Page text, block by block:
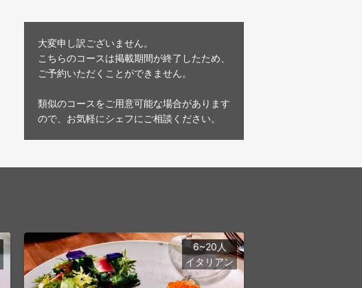
大変申し訳ございません。
こちらのコースは掲載期間が終了したため、
ご予約いただくことができません。
類似のコースをご用意可能な場合があります
ので、お気軽にシェフにご相談ください。
6~20人
イタリアン